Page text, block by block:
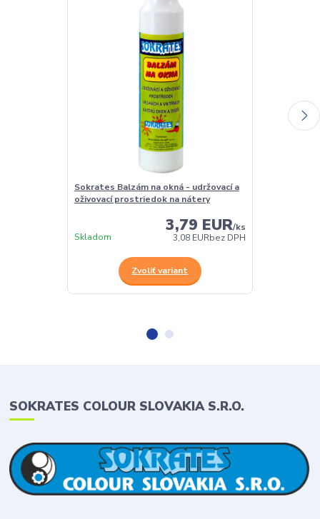
Sokrates Balzám na okná - udržovací a
oživovací prostriedok na nátery
3,79 EUR/ks
3,08 EURbez DPH
Skladom
Zvoliť variant
SOKRATES COLOUR SLOVAKIA S.R.O.